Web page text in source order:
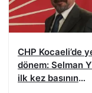
CHP Kocaeli’de
dönem: Selman
ilk kez basının